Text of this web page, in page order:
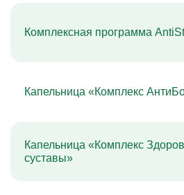
Комплексная программа
Капельница «Комплекс
Капельница «Комплекс
суставы»